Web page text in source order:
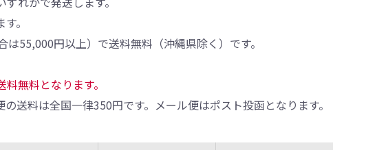
。
55,000円以上）で送料無料（沖縄県除く）です。
無料となります。
送料は全国一律350円です。メール便はポスト投函となります。